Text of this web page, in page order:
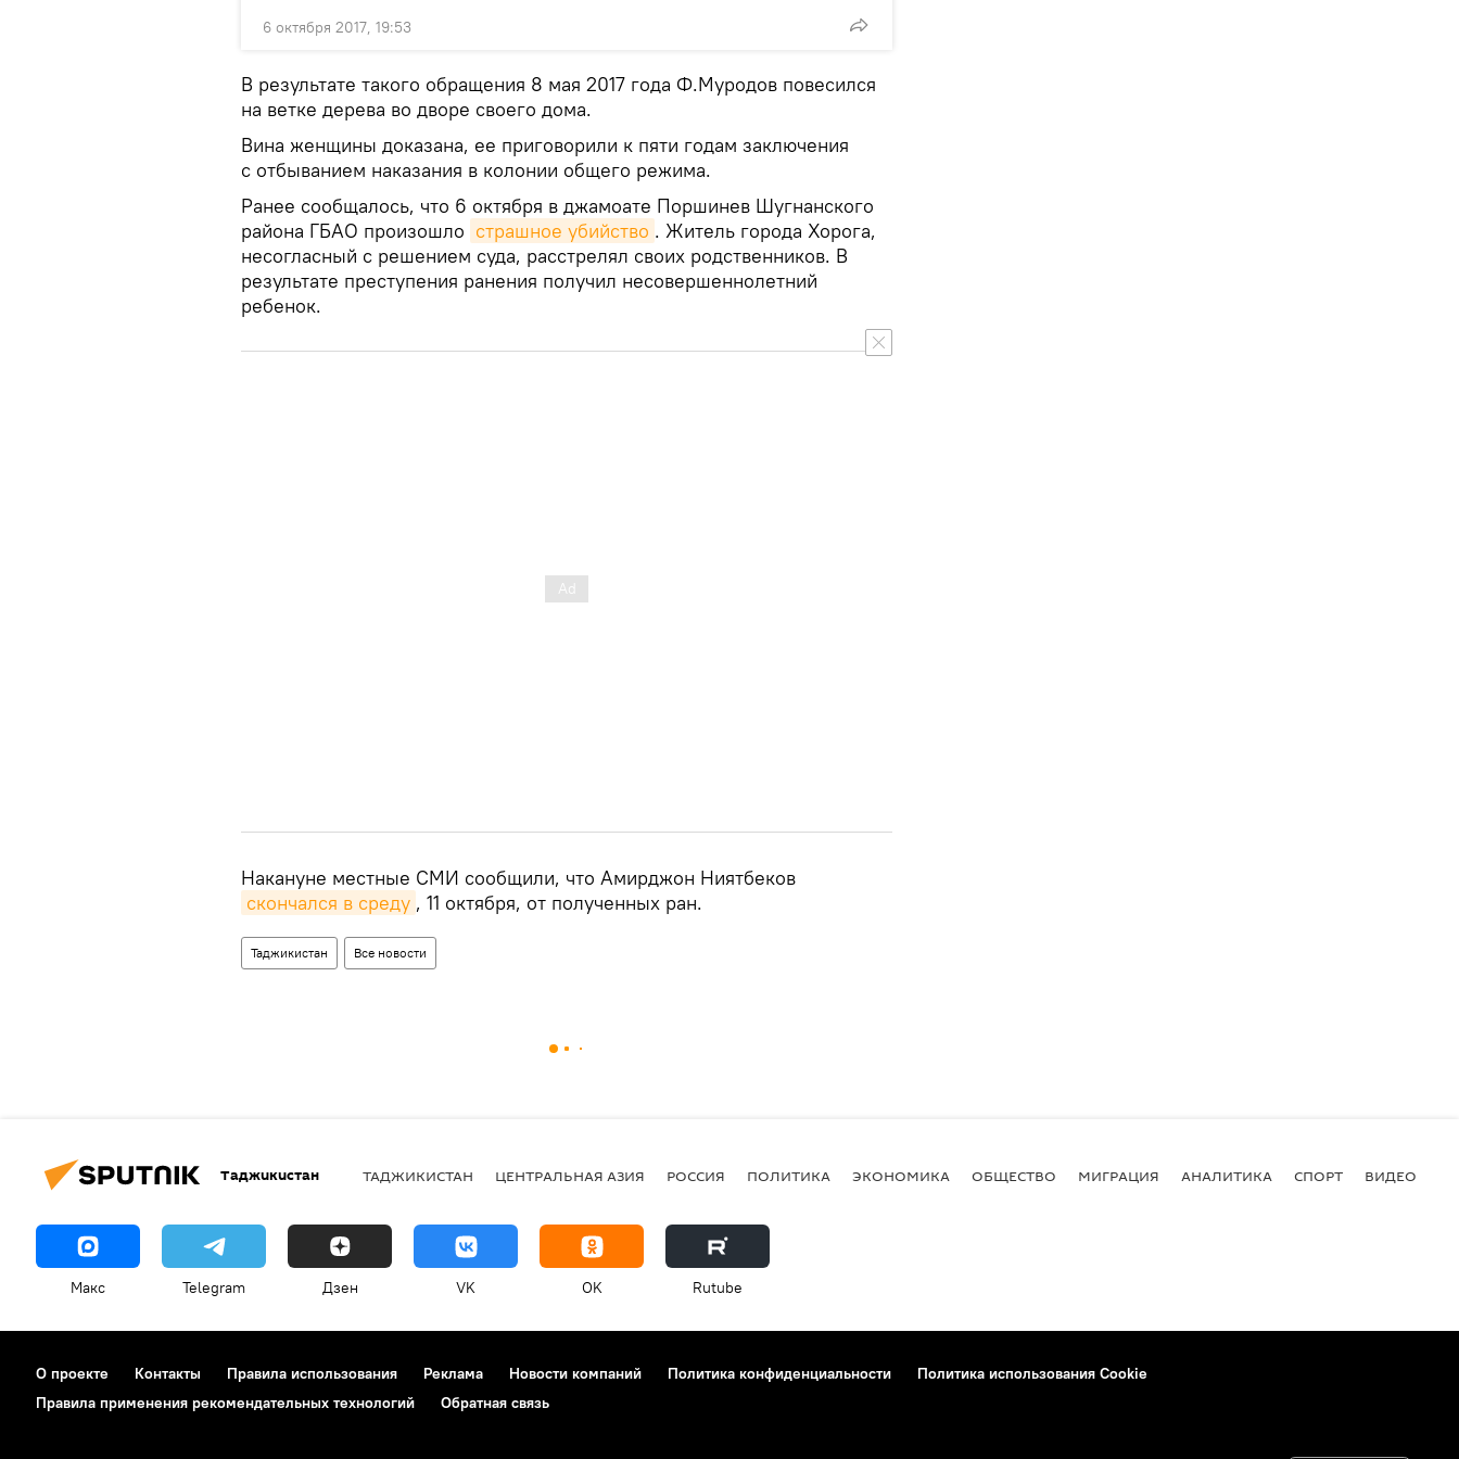
6 октября 2017, 19:53
В результате такого обращения 8 мая 2017 года Ф.Муродов повесился
на ветке дерева во дворе своего дома.
Вина женщины доказана, ее приговорили к пяти годам заключения
с отбыванием наказания в колонии общего режима.
Ранее сообщалось, что 6 октября в джамоате Поршинев Шугнанского
района ГБАО произошло страшное убийство . Житель города Хорога,
несогласный с решением суда, расстрелял своих родственников. В
результате преступения ранения получил несовершеннолетний
ребенок.
Накануне местные СМИ сообщили, что Амирджон Ниятбеков
скончался в среду , 11 октября, от полученных ран.
Таджикистан Все новости
Таджикистан ТАДЖИКИСТАН ЦЕНТРАЛЬНАЯ АЗИЯ РОССИЯ ПОЛИТИКА ЭКОНОМИКА ОБЩЕСТВО МИГРАЦИЯ АНАЛИТИКА СПОРТ ВИДЕО
Макс Telegram Дзен VK OK Rutube
О проекте Контакты Правила использования Реклама Новости компаний Политика конфиденциальности
Политика использования Cookie
Правила применения рекомендательных технологий
Обратная связь